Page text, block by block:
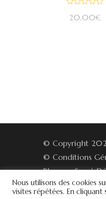
020,00€
© Copyright
© Conditions
Blossom Spa |
Politique de
Nous utilisons des cookies
visites répétées. En